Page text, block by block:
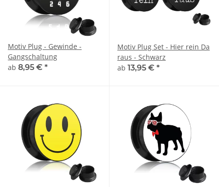
Motiv Plug - Gewinde -
Gangschaltung
ab 8,95 € *
Motiv Plug Set - Hier rein Da
raus - Schwarz
ab 13,95 € *